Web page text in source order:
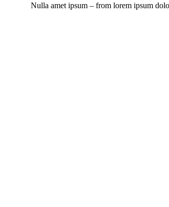
Nulla amet ipsum – from lorem ipsum